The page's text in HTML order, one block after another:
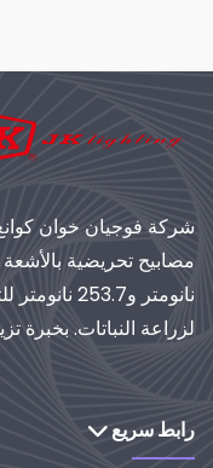
شركة فوجيان خوان كوانغ
رابط سريع